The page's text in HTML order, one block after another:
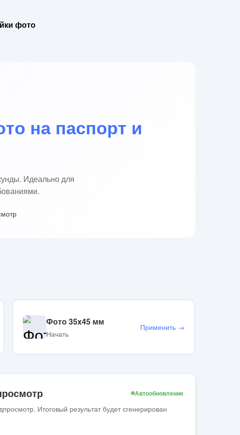
фото
на паспорт и
Идеально для
Фото 35x45 мм
Начать
Применить →
Автообновление
Итоговый результат будет сгенерирован